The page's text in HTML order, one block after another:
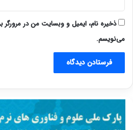
ذخیره نام، ایمیل و وبسایت من در مرورگر
می‌نویسم.